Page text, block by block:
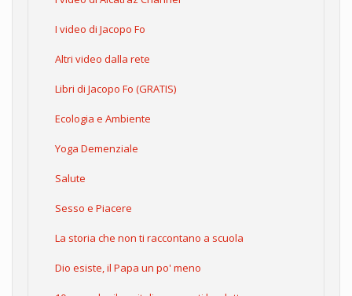
I video di Jacopo Fo
Altri video dalla rete
Libri di Jacopo Fo (GRATIS)
Ecologia e Ambiente
Yoga Demenziale
Salute
Sesso e Piacere
La storia che non ti raccontano a scuola
Dio esiste, il Papa un po' meno